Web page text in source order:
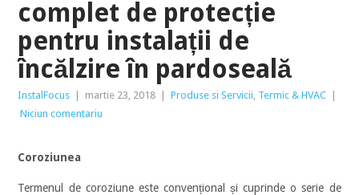
complet de protecție
pentru instalații de
încălzire în pardoseală
InstalFocus martie 23, 2018 Produse si Servicii, Termic & HVAC
Niciun comentariu
Coroziunea
Termenul de coroziune este convențional și cuprinde o serie de